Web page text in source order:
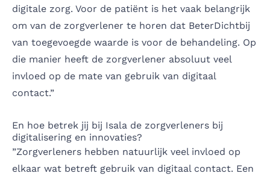
digitale zorg. Voor de patiënt is het vaak belangrijk
om van de zorgverlener te horen dat BeterDichtbij
van toegevoegde waarde is voor de behandeling. Op
die manier heeft de zorgverlener absoluut veel
invloed op de mate van gebruik van digitaal
contact.”
En hoe betrek jij bij Isala de zorgverleners bij
digitalisering en innovaties?
”Zorgverleners hebben natuurlijk veel invloed op
elkaar wat betreft gebruik van digitaal contact. Een